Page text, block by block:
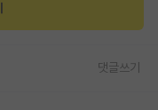
댓글쓰기